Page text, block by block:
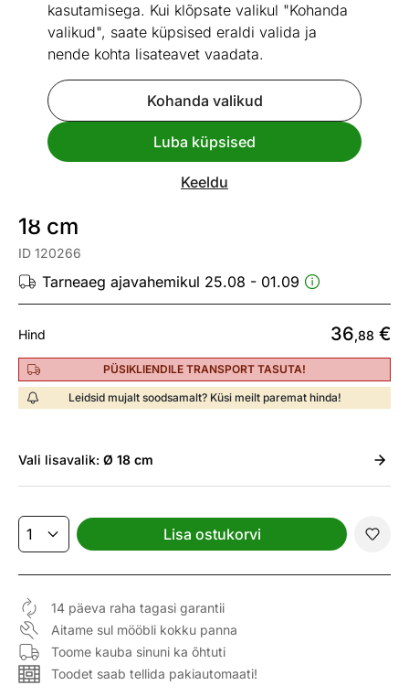
kasutamisega. Kui klõpsate valikul "Kohanda
valikud", saate küpsised eraldi valida ja
nende kohta lisateavet vaadata.
Kohanda valikud
Luba küpsised
Keeldu
Vaata sarnaseid
18 cm
ID 120266
Tarneaeg ajavahemikul 25.08 - 01.09
Hind 36,88 €
PÜSIKLIENDILE TRANSPORT TASUTA!
Leidsid mujalt soodsamalt? Küsi meilt paremat hinda!
Vali lisavalik: Ø 18 cm
Lisa ostukorvi
14 päeva raha tagasi garantii
Aitame sul mööbli kokku panna
Toome kauba sinuni ka õhtuti
Toodet saab tellida pakiautomaati!